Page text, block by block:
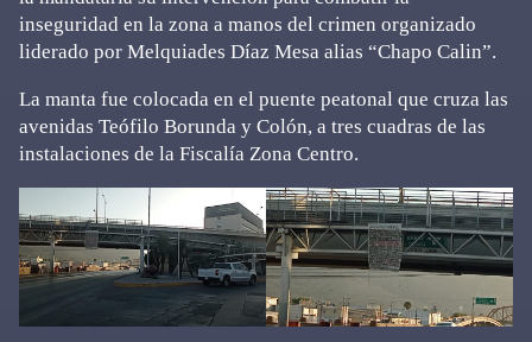
inseguridad en la zona a manos del crimen organizado
liderado por Melquiades Díaz Mesa alias “Chapo Calin”.
La manta fue colocada en el puente peatonal que cruza las
avenidas Teófilo Borunda y Colón, a tres cuadras de las
instalaciones de la Fiscalía Zona Centro.